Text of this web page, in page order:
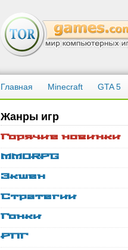
Главная Minecraft GTA 5
Жанры игр
Горячие новинки
MMORPG
Экшен
Стратегии
Гонки
РПГ